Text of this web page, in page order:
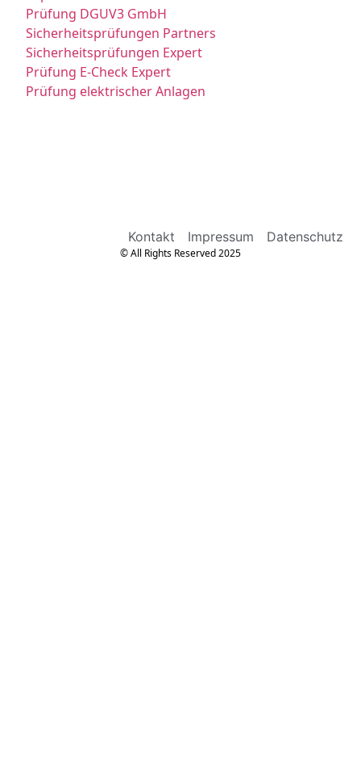
Prüfung DGUV3 GmbH
Sicherheitsprüfungen Partners
Sicherheitsprüfungen Expert
Prüfung E-Check Expert
Prüfung elektrischer Anlagen
Kontakt Impressum Datenschutz
© All Rights Reserved 2025